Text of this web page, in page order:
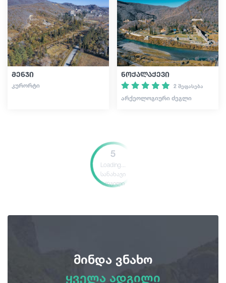
მენჯი
ᲙᲣᲠᲝᲠᲢᲘ
ნოქალაქევი
2 შეფასება
ᲐᲠᲥᲔᲝᲚᲝᲒᲘᲣᲠᲘ ᲫᲔᲒᲚᲘ
5
Loading...
სანახავი
ადგილი
მინდა ვნახო
ყველა ადგილი